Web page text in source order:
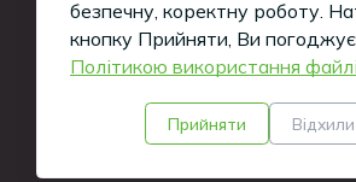
Copyright ©2026Tea-
Reserved.
Кажуть, такі сайти вміють
iWeb
безпечну, коректну роботу.
кнопку Прийняти, Ви
Політикою використання
Прийняти